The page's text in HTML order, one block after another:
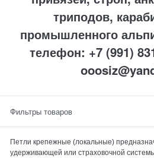
триподов,
промышленного
телефон: +7 (991)
Фильтры товаров
Петли крепежные (локальные)
удерживающей или страховочной